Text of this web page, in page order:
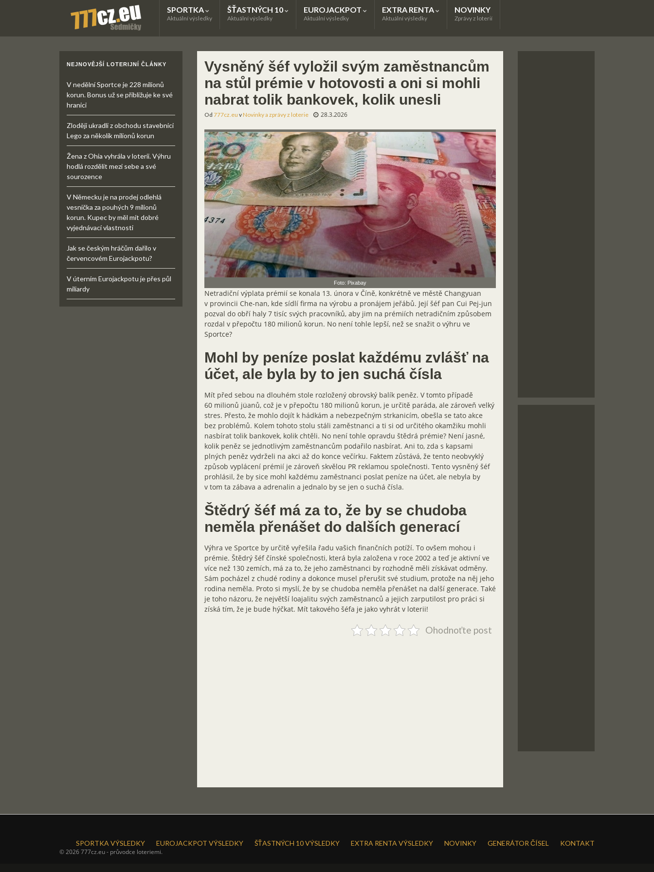
SPORTKA
Aktuální výsledky
ŠŤASTNÝCH 10
Aktuální výsledky
EUROJACKPOT
Aktuální výsledky
EXTRA RENTA
Aktuální výsledky
NOVINKY
Zprávy z loterií
Vysněný šéf vyložil svým zaměstnancům
na stůl prémie v hotovosti a oni si mohli
nabrat tolik bankovek, kolik unesli
Od 777cz.eu vNovinky a zprávy z loterie 28.3.2026
Foto: Pixabay
Netradiční výplata prémií se konala 13. února v Číně, konkrétně ve městě Changyuan
v provincii Che-nan, kde sídlí firma na výrobu a pronájem jeřábů. Její šéf pan Cui Pej-jun
pozval do obří haly 7 tisíc svých pracovníků, aby jim na prémiích netradičním způsobem
rozdal v přepočtu 180 milionů korun. No není tohle lepší, než se snažit o výhru ve
Sportce?
Mohl by peníze poslat každému zvlášť na
účet, ale byla by to jen suchá čísla
Mít před sebou na dlouhém stole rozložený obrovský balík peněz. V tomto případě
60 milionů jüanů, což je v přepočtu 180 milionů korun, je určitě paráda, ale zároveň velký
stres. Přesto, že mohlo dojít k hádkám a nebezpečným strkanicím, obešla se tato akce
bez problémů. Kolem tohoto stolu stáli zaměstnanci a ti si od určitého okamžiku mohli
nasbírat tolik bankovek, kolik chtěli. No není tohle opravdu štědrá prémie? Není jasné,
kolik peněz se jednotlivým zaměstnancům podařilo nasbírat. Ani to, zda s kapsami
plných peněz vydrželi na akci až do konce večírku. Faktem zůstává, že tento neobvyklý
způsob vyplácení prémií je zároveň skvělou PR reklamou společnosti. Tento vysněný šéf
prohlásil, že by sice mohl každému zaměstnanci poslat peníze na účet, ale nebyla by
v tom ta zábava a adrenalin a jednalo by se jen o suchá čísla.
Štědrý šéf má za to, že by se chudoba
neměla přenášet do dalších generací
Výhra ve Sportce by určitě vyřešila řadu vašich finančních potíží. To ovšem mohou i
prémie. Štědrý šéf čínské společnosti, která byla založena v roce 2002 a teď je aktivní ve
více než 130 zemích, má za to, že jeho zaměstnanci by rozhodně měli získávat odměny.
Sám pocházel z chudé rodiny a dokonce musel přerušit své studium, protože na něj jeho
rodina neměla. Proto si myslí, že by se chudoba neměla přenášet na další generace. Také
je toho názoru, že největší loajalitu svých zaměstnanců a jejich zarputilost pro práci si
získá tím, že je bude hýčkat. Mít takového šéfa je jako vyhrát v loterii!
Ohodnoťte post
NEJNOVĚJŠÍ LOTERIJNÍ ČLÁNKY
V nedělní Sportce je 228 milionů
korun. Bonus už se přibližuje ke své
hranici
Zloději ukradli z obchodu stavebnici
Lego za několik milionů korun
Žena z Ohia vyhrála v loterii. Výhru
hodlá rozdělit mezi sebe a své
sourozence
V Německu je na prodej odlehlá
vesnička za pouhých 9 milionů
korun. Kupec by měl mít dobré
vyjednávací vlastnosti
Jak se českým hráčům dařilo v
červencovém Eurojackpotu?
V úterním Eurojackpotu je přes půl
miliardy
SPORTKA VÝSLEDKY EUROJACKPOT VÝSLEDKY ŠŤASTNÝCH 10 VÝSLEDKY EXTRA RENTA VÝSLEDKY NOVINKY GENERÁTOR ČÍSEL
KONTAKT
© 2026 777cz.eu - průvodce loteriemi.